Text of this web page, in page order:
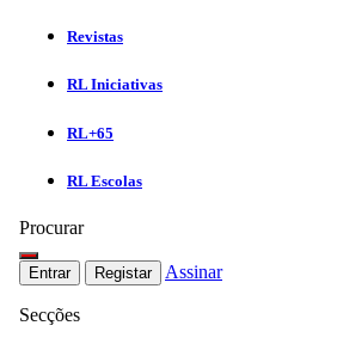
Revistas
RL Iniciativas
RL+65
RL Escolas
Procurar
Entrar Registar Assinar
Secções